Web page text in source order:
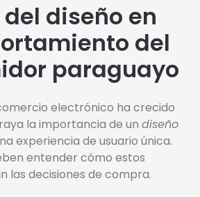
diseño en
del
paraguayo
electrónico ha crecido
la importancia de un diseño
experiencia de usuario única.
entender cómo estos
las decisiones de compra.